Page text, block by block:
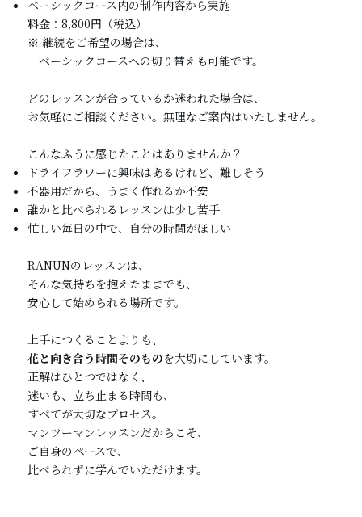
ベーシックコース内の制作内容から実施
料金：8,800円（税込）
※ 継続をご希望の場合は、
ベーシックコースへの切り替えも可能です。
どのレッスンが合っているか迷われた場合は、
お気軽にご相談ください。無理なご案内はいたしません。
こんなふうに感じたことはありませんか？
ドライフラワーに興味はあるけれど、難しそう
不器用だから、うまく作れるか不安
誰かと比べられるレッスンは少し苦手
忙しい毎日の中で、自分の時間がほしい
RANUNのレッスンは、
そんな気持ちを抱えたままでも、
安心して始められる場所です。
上手につくることよりも、
花と向き合う時間そのものを大切にしています。
正解はひとつではなく、
迷いも、立ち止まる時間も、
すべてが大切なプロセス。
マンツーマンレッスンだからこそ、
ご自身のペースで、
比べられずに学んでいただけます。